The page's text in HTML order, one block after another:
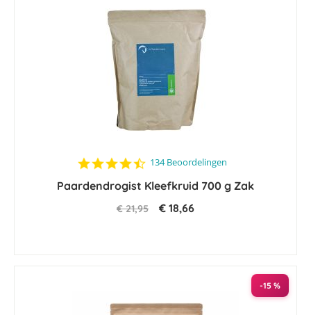
4.6
rating
134 Beoordelingen
Paardendrogist Kleefkruid 700 g Zak
€ 21,95 € 18,66
-15 %